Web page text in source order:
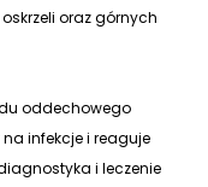
oraz górnych
oddechowego
infekcje i reaguje
i leczenie